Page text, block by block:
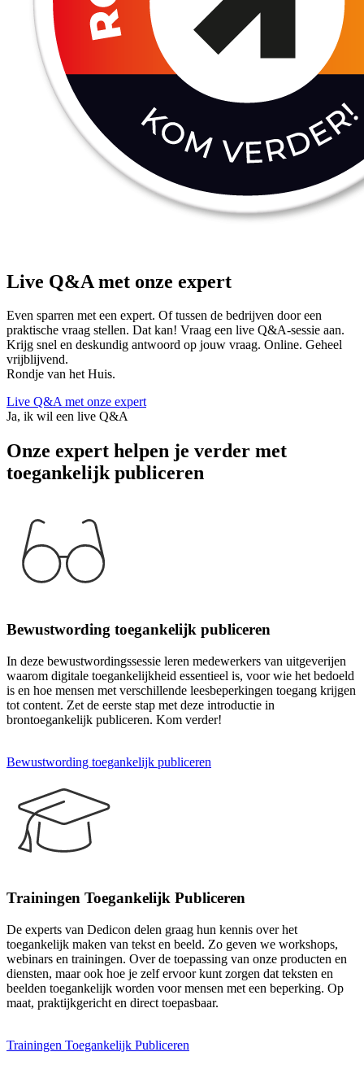
Live Q&A met onze expert
Even sparren met een expert. Of tussen de bedrijven door een
praktische vraag stellen. Dat kan! Vraag een live Q&A-sessie aan.
Krijg snel en deskundig antwoord op jouw vraag. Online. Geheel
vrijblijvend.
Rondje van het Huis.
Live Q&A met onze expert
Ja, ik wil een live Q&A
Onze expert helpen je verder met
toegankelijk publiceren
Bewustwording toegankelijk publiceren
In deze bewustwordingssessie leren medewerkers van uitgeverijen
waarom digitale toegankelijkheid essentieel is, voor wie het bedoeld
is en hoe mensen met verschillende leesbeperkingen toegang krijgen
tot content. Zet de eerste stap met deze introductie in
brontoegankelijk publiceren. Kom verder!
Bewustwording toegankelijk publiceren
Trainingen Toegankelijk Publiceren
De experts van Dedicon delen graag hun kennis over het
toegankelijk maken van tekst en beeld. Zo geven we workshops,
webinars en trainingen. Over de toepassing van onze producten en
diensten, maar ook hoe je zelf ervoor kunt zorgen dat teksten en
beelden toegankelijk worden voor mensen met een beperking. Op
maat, praktijkgericht en direct toepasbaar.
Trainingen Toegankelijk Publiceren